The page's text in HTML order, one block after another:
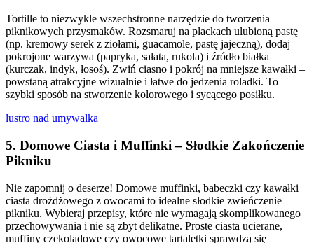
Tortille to niezwykle wszechstronne narzędzie do tworzenia
piknikowych przysmaków. Rozsmaruj na plackach ulubioną pastę
(np. kremowy serek z ziołami, guacamole, pastę jajeczną), dodaj
pokrojone warzywa (papryka, sałata, rukola) i źródło białka
(kurczak, indyk, łosoś). Zwiń ciasno i pokrój na mniejsze kawałki –
powstaną atrakcyjne wizualnie i łatwe do jedzenia roladki. To
szybki sposób na stworzenie kolorowego i sycącego posiłku.
lustro nad umywalka
5. Domowe Ciasta i Muffinki – Słodkie Zakończenie
Pikniku
Nie zapomnij o deserze! Domowe muffinki, babeczki czy kawałki
ciasta drożdżowego z owocami to idealne słodkie zwieńczenie
pikniku. Wybieraj przepisy, które nie wymagają skomplikowanego
przechowywania i nie są zbyt delikatne. Proste ciasta ucierane,
muffiny czekoladowe czy owocowe tartaletki sprawdzą się